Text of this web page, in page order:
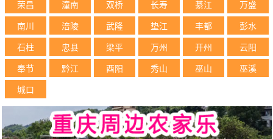
荣昌 潼南 双桥 长寿 綦江 万盛
南川 涪陵 武隆 垫江 丰都 彭水
石柱 忠县 梁平 万州 开州 云阳
奉节 黔江 酉阳 秀山 巫山 巫溪
城口